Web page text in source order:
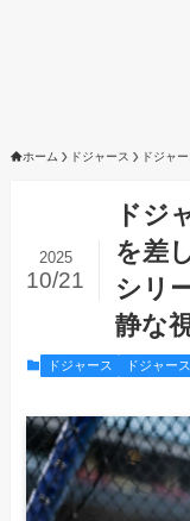
ホーム ドジャース ドジャ
ドジ
を差
シリ
静な
2025
10/21
ドジャース ドジャー